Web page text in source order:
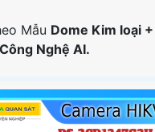
Mẫu Dome Kim loại
Công Nghệ AI.